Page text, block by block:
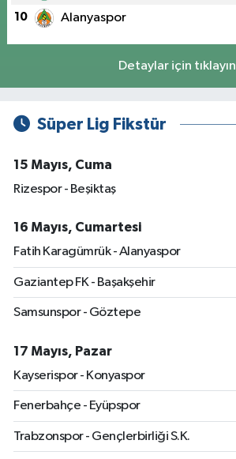
10 Alanyaspor
Detaylar için tıklayın
Süper Lig Fikstür
15 Mayıs, Cuma
Rizespor - Beşiktaş
16 Mayıs, Cumartesi
Fatih Karagümrük - Alanyaspor
Gaziantep FK - Başakşehir
Samsunspor - Göztepe
17 Mayıs, Pazar
Kayserispor - Konyaspor
Fenerbahçe - Eyüpspor
Trabzonspor - Gençlerbirliği S.K.